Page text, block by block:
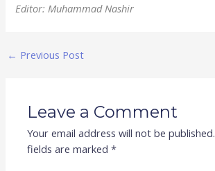
Editor: Muhammad Nashir
← Previous Post
Leave a Comment
Your email address will not be published.
fields are marked*